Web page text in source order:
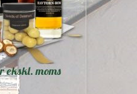
ekskl. moms